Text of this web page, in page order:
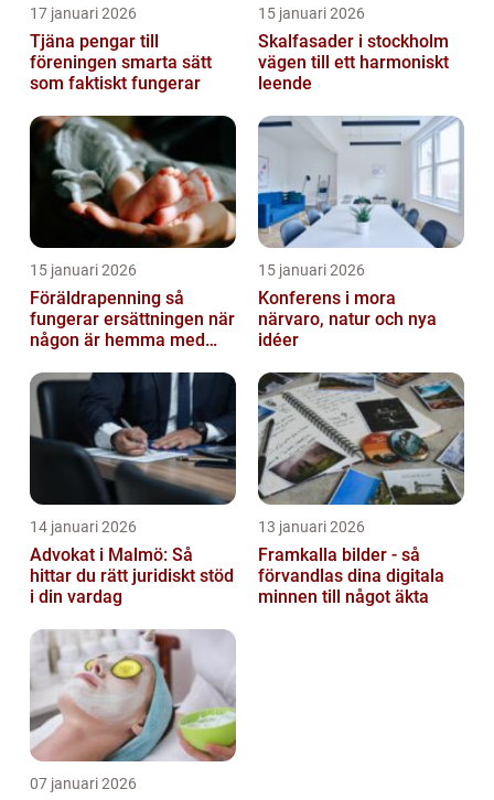
17 januari 2026
Tjäna pengar till
föreningen smarta sätt
som faktiskt fungerar
15 januari 2026
Skalfasader i stockholm
vägen till ett harmoniskt
leende
15 januari 2026
Föräldrapenning så
fungerar ersättningen när
någon är hemma med
15 januari 2026
Konferens i mora
närvaro, natur och nya
idéer
14 januari 2026
Advokat i Malmö: Så
hittar du rätt juridiskt stöd
i din vardag
13 januari 2026
Framkalla bilder - så
förvandlas dina digitala
minnen till något äkta
07 januari 2026